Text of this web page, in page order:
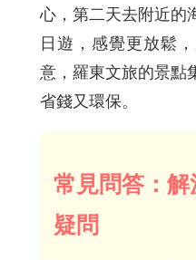
心，第二天去附近的
日遊，感覺更放鬆
意，羅東文旅的景點
省錢又環保。
常見問答：
疑問